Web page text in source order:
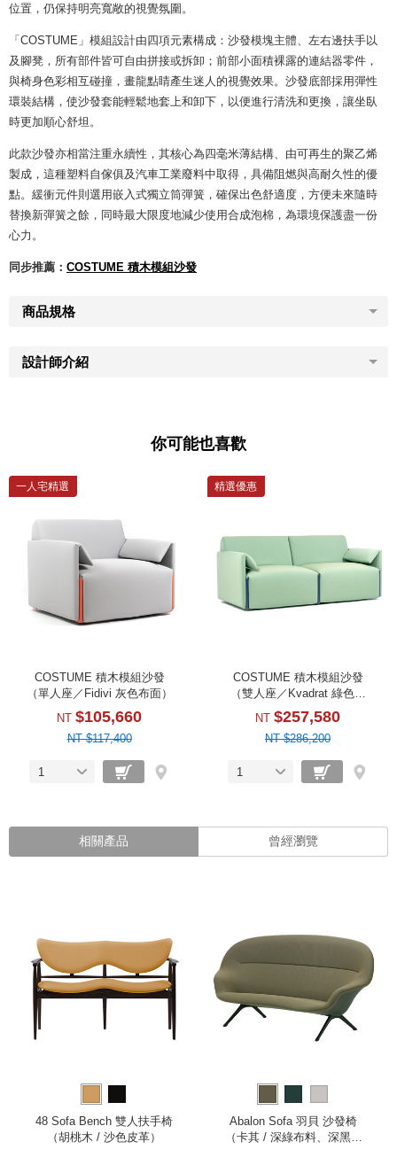
位置，仍保持明亮寬敞的視覺氛圍。
「COSTUME」模組設計由四項元素構成：沙發模塊主體、左右邊扶手以
及腳凳，所有部件皆可自由拼接或拆卸；前部小面積裸露的連結器零件，
與椅身色彩相互碰撞，畫龍點睛產生迷人的視覺效果。沙發底部採用彈性
環裝結構，使沙發套能輕鬆地套上和卸下，以便進行清洗和更換，讓坐臥
時更加順心舒坦。
此款沙發亦相當注重永續性，其核心為四毫米薄結構、由可再生的聚乙烯
製成，這種塑料自傢俱及汽車工業廢料中取得，具備阻燃與高耐久性的優
點。緩衝元件則選用嵌入式獨立筒彈簧，確保出色舒適度，方便未來隨時
替換新彈簧之餘，同時最大限度地減少使用合成泡棉，為環境保護盡一份
心力。
同步推薦： COSTUME 積木模組沙發
商品規格
設計師介紹
你可能也喜歡
一人宅精選
COSTUME 積木模組沙發
（單人座／Fidivi 灰色布面）
NT $105,660
NT $117,400
1
精選優惠
COSTUME 積木模組沙發
（雙人座／Kvadrat 綠色布
面）
NT $257,580
NT $286,200
1
相關產品 曾經瀏覽
48 Sofa Bench 雙人扶手椅
（胡桃木 / 沙色皮革）
Abalon Sofa 羽貝 沙發椅
（卡其 / 深綠布料、深黑底